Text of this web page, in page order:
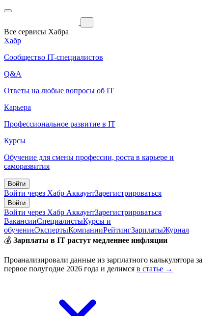
Все сервисы Хабра
Хабр
Сообщество IT-специалистов
Q&A
Ответы на любые вопросы об IT
Карьера
Профессиональное развитие в IT
Курсы
Обучение для смены профессии, роста в карьере и
саморазвития
Войти
Войти через Хабр АккаунтЗарегистрироваться
Войти
Войти через Хабр АккаунтЗарегистрироваться
ВакансииСпециалистыКурсы и
обучениеЭкспертыКомпанииРейтингЗарплатыЖурнал
💰 Зарплаты в IT растут медленнее инфляции
Проанализировали данные из зарплатного калькулятора за
первое полугодие 2026 года и делимся в статье →